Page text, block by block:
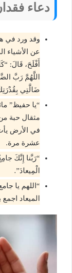
دعاء
وقد ورد في
عن الأشياء
أَفْلَحَ، قَالَ:
اللَّهُمَّ رَبَّ
ضَالَّتِي
“يا حفيظ”
مثقال حبة
في الأرض
عشرة مرة.
“رَبَّنا إِنَّكَ
الْمِيعادَ”.
“اللهم يا
الميعاد